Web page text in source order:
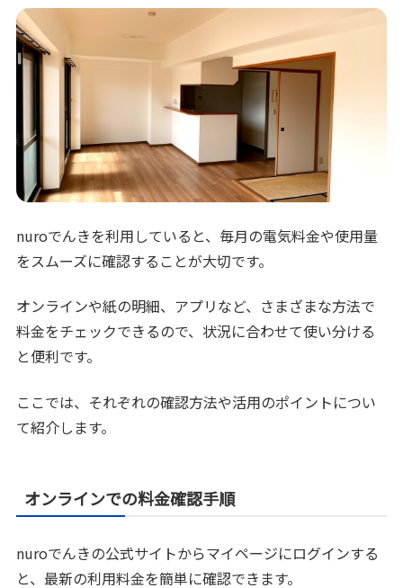
nuroでんきを利用していると、毎月の電気料金や使用量
をスムーズに確認することが大切です。
オンラインや紙の明細、アプリなど、さまざまな方法で
料金をチェックできるので、状況に合わせて使い分ける
と便利です。
ここでは、それぞれの確認方法や活用のポイントについ
て紹介します。
オンラインでの料金確認手順
nuroでんきの公式サイトからマイページにログインする
と、最新の利用料金を簡単に確認できます。